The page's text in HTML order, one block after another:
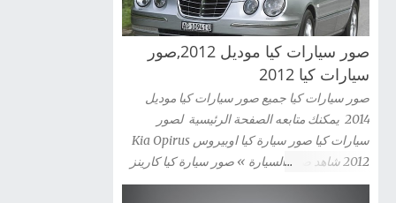
صور سيارات كيا موديل 2012,صور
سيارات كيا 2012
صور سيارات كيا جميع صور سيارات كيا موديل
2014 يمكنك متابعه الصفحة الرئيسية لصور
سيارات كيا صور سيارة كيا اوبيروس Kia Opirus
2012 شاهد صور السيارة » صور سيارة كيا كارينز
2012 Kia Carens شاهد صور السيارة » صور